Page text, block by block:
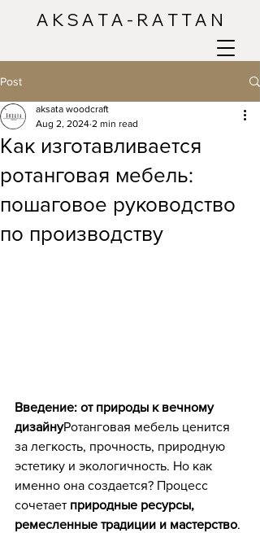
A K S A T A - R A T T A N
Post
Как изготавливается
ротанговая мебель:
пошаговое руководство
по производству
aksata woodcraft
Aug 2, 2024 2 min read
Введение: от природы к вечному
дизайнуРотанговая мебель ценится
за легкость, прочность, природную
эстетику и экологичность. Но как
именно она создается? Процесс
сочетает природные ресурсы,
ремесленные традиции и мастерство.